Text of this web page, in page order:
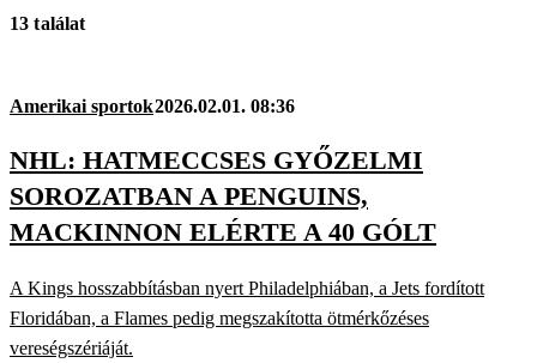
13 találat
Amerikai sportok2026.02.01. 08:36
NHL: HATMECCSES GYŐZELMI
SOROZATBAN A PENGUINS,
MACKINNON ELÉRTE A 40 GÓLT
A Kings hosszabbításban nyert Philadelphiában, a Jets fordított
Floridában, a Flames pedig megszakította ötmérkőzéses
vereségszériáját.